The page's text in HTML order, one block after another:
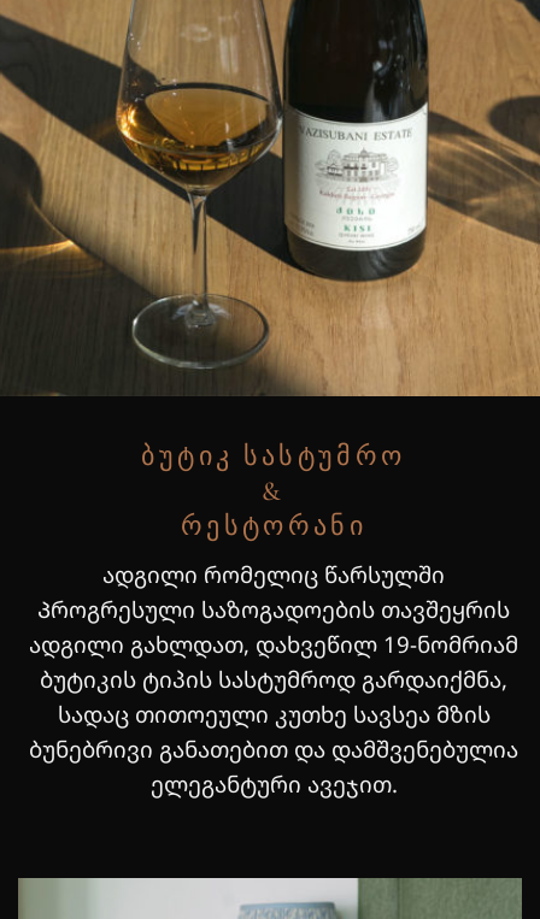
ᲑᲣᲢᲘᲙ ᲡᲐᲡᲢᲣᲛᲠᲝ
&
ᲠᲔᲡᲢᲝᲠᲐᲜᲘ
ადგილი რომელიც წარსულში
Პროგრესული საზოგადოების თავშეყრის
ადგილი გახლდათ, დახვეწილ 19-ნომრიამ
ბუტიკის ტიპის სასტუმროდ გარდაიქმნა,
სადაც თითოეული კუთხე სავსეა მზის
ბუნებრივი განათებით და დამშვენებულია
ელეგანტური ავეჯით.